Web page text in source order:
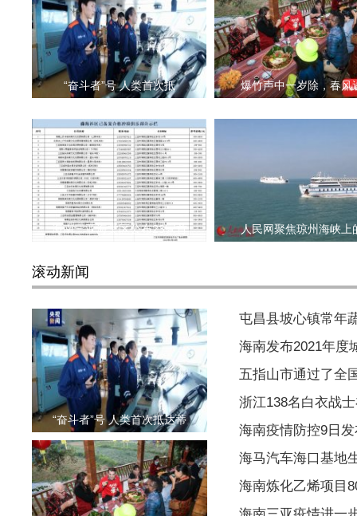
“奋斗者”号 人类首次抵 爆竹声中一岁除，春风
海南三亚海棠区公布23家首 人民网聚焦琼州海峡上
滚动新闻
“奋斗者”号 人类首次抵达蒂
屯昌县坡心镇常年
海南发布2021年度
五指山市通过了全
浙江138名白衣战
海南疫情防控9日
海马汽车海口基地
海南炼化乙烯项目